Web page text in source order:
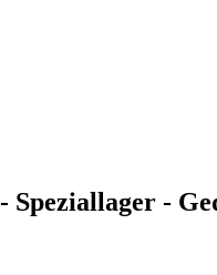
Speziallager -